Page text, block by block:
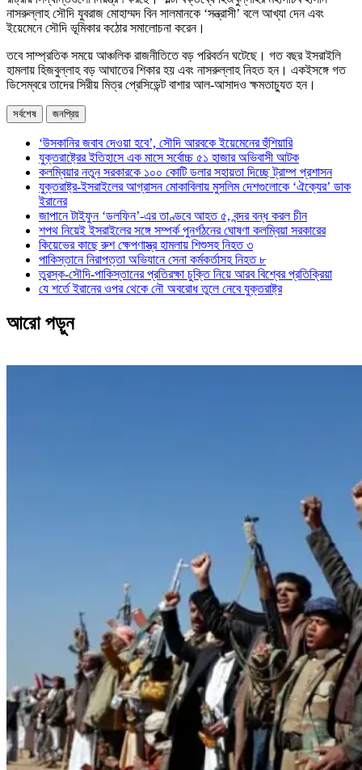
নাসরুল্লাহ সৌদি যুবরাজ মোহাম্মদ বিন সালমানকে ‘সন্ত্রাসী’ বলে আখ্যা দেন এবং
ইয়েমেনে সৌদি ভূমিকার কঠোর সমালোচনা করেন।
তবে সাম্প্রতিক সময়ে আঞ্চলিক রাজনীতিতে বড় পরিবর্তন ঘটেছে। গত বছর ইসরাইলি
হামলায় হিজবুল্লাহ বড় আঘাতের শিকার হয় এবং নাসরুল্লাহ নিহত হন। একইসঙ্গে গত
ডিসেম্বরে তাদের সিরীয় মিত্র প্রেসিডেন্ট বাশার আল-আসাদও ক্ষমতাচ্যুত হন।
সর্বশেষ জনপ্রিয়
‘উসকানির জবাব দেওয়া হবে’, সৌদি আরবকে ইয়েমেনের হুঁশিয়ারি
যুক্তরাষ্ট্রের ইতিহাসে এক মাসে সর্বোচ্চ ৫১ হাজার অভিবাসী আটক
কলম্বিয়ার নতুন সরকারকে ১০০ কোটি ডলার সহায়তা দিচ্ছে ট্রাম্প প্রশাসন
যুক্তরাষ্ট্র-ইসরাইলের আগ্রাসন মোকাবিলায় মুসলিম দেশগুলোকে ‘ঐক্যের’ ডাক
ইরানের
জাপানে টাইফুন ‘ডলফিন’-এর তাণ্ডবে আহত ৫, বন্দর বন্ধ করল চীন
শপথ নিয়েই ইসরাইলের সঙ্গে সম্পর্ক পুনর্গঠনের ঘোষণা কলম্বিয়া সরকারের
কিয়েভের কাছে রুশ ক্ষেপণাস্ত্র হামলায় শিশুসহ নিহত ৩
পাকিস্তানে নিরাপত্তা অভিযানে সেনা কর্মকর্তাসহ নিহত ৮
তুরস্ক-সৌদি-পাকিস্তানের প্রতিরক্ষা চুক্তি নিয়ে আরব বিশ্বের প্রতিক্রিয়া
যে শর্তে ইরানের ওপর থেকে নৌ অবরোধ তুলে নেবে যুক্তরাষ্ট্র
আরো পড়ুন